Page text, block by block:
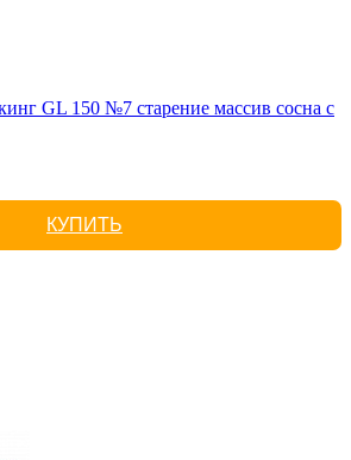
GL 150 №7 старение массив сосна с
КУПИТЬ